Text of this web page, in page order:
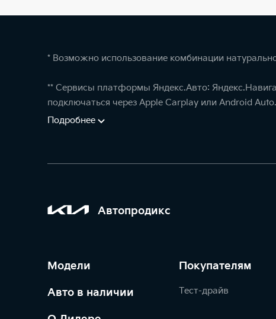
* Возможно использование комбинации
** Сервисы платформы Яндекс.Авто:
подключаться через Apple Carplay или Android Auto.
Подробнее
Автопродикс
Модели
Авто в наличии
Покупателям
Тест-драйв